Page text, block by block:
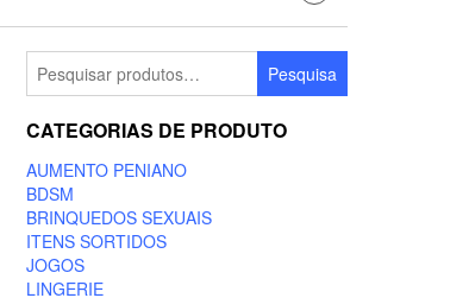
Pesquisar
por:
Pesquisa
CATEGORIAS DE PRODUTO
AUMENTO PENIANO
BDSM
BRINQUEDOS SEXUAIS
ITENS SORTIDOS
JOGOS
LINGERIE